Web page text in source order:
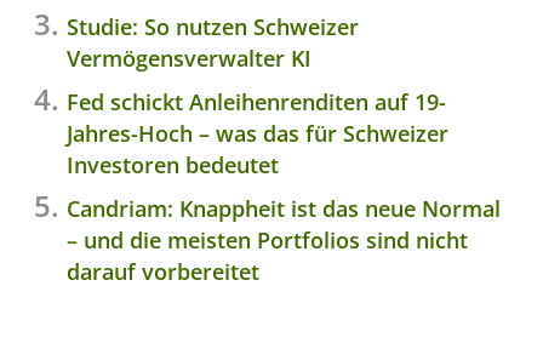
Studie: So nutzen Schweizer
Vermögensverwalter KI
Fed schickt Anleihenrenditen auf 19-
Jahres-Hoch – was das für Schweizer
Investoren bedeutet
Candriam: Knappheit ist das neue Normal
– und die meisten Portfolios sind nicht
darauf vorbereitet